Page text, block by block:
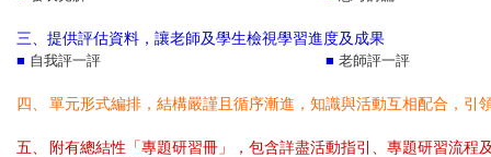
三、提供評估資料，讓老師及學生檢視學習進度及成果
■ 自我評一評 ■ 老師評一評
四、 單元形式編排，結構嚴謹且循序漸進，知識與活動互相配合，引
五、
附有總結性「專題研習冊」，包含詳盡活動指引、專題研習流程